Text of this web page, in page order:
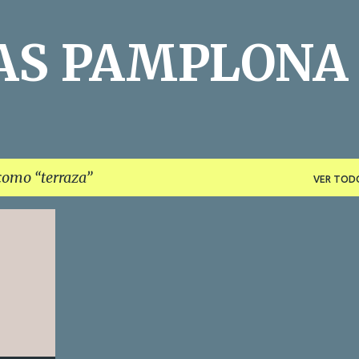
PAMPLONA
terraza VER